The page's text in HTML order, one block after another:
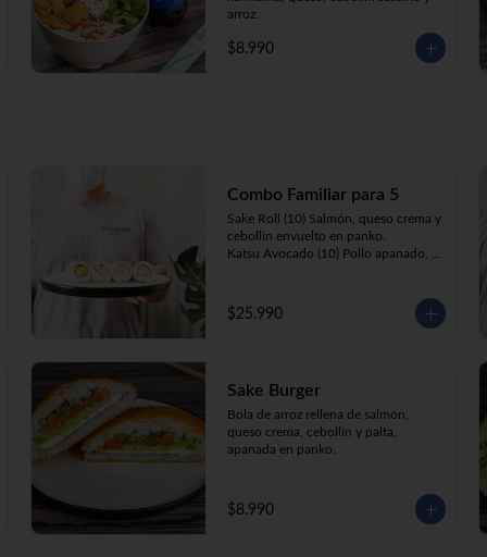
arroz.
$8.990
Combo Familiar para 5
Sake Roll (10) Salmón, queso crema y
cebollín envuelto en panko.
Katsu Avocado (10) Pollo apanado,
California Ebi (10) Camarón, queso
crema, cebollín, envuelto en
envuelto en palta.
California Katsu (10) Pollo apanado,
queso crema y palta envuelto en
sésamo o ciboulette.
$25.990
Sake Burger
Bola de arroz rellena de salmón,
queso crema, cebollín y palta,
apanada en panko.
$8.990